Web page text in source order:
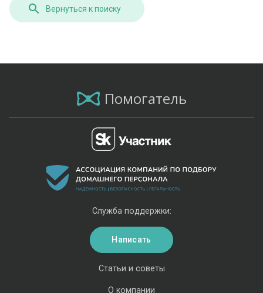
Вернуться к поиску
Помогатель
Статьи и советы
О компании
Служба поддержки:
Написать